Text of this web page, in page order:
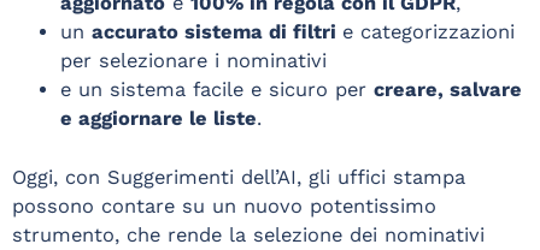
un accurato sistema di filtri e categorizzazioni
per selezionare i nominativi
e un sistema facile e sicuro per creare, salvare
e aggiornare le liste.
Oggi, con Suggerimenti dell’AI, gli uffici stampa
possono contare su un nuovo potentissimo
strumento, che rende la selezione dei nominativi